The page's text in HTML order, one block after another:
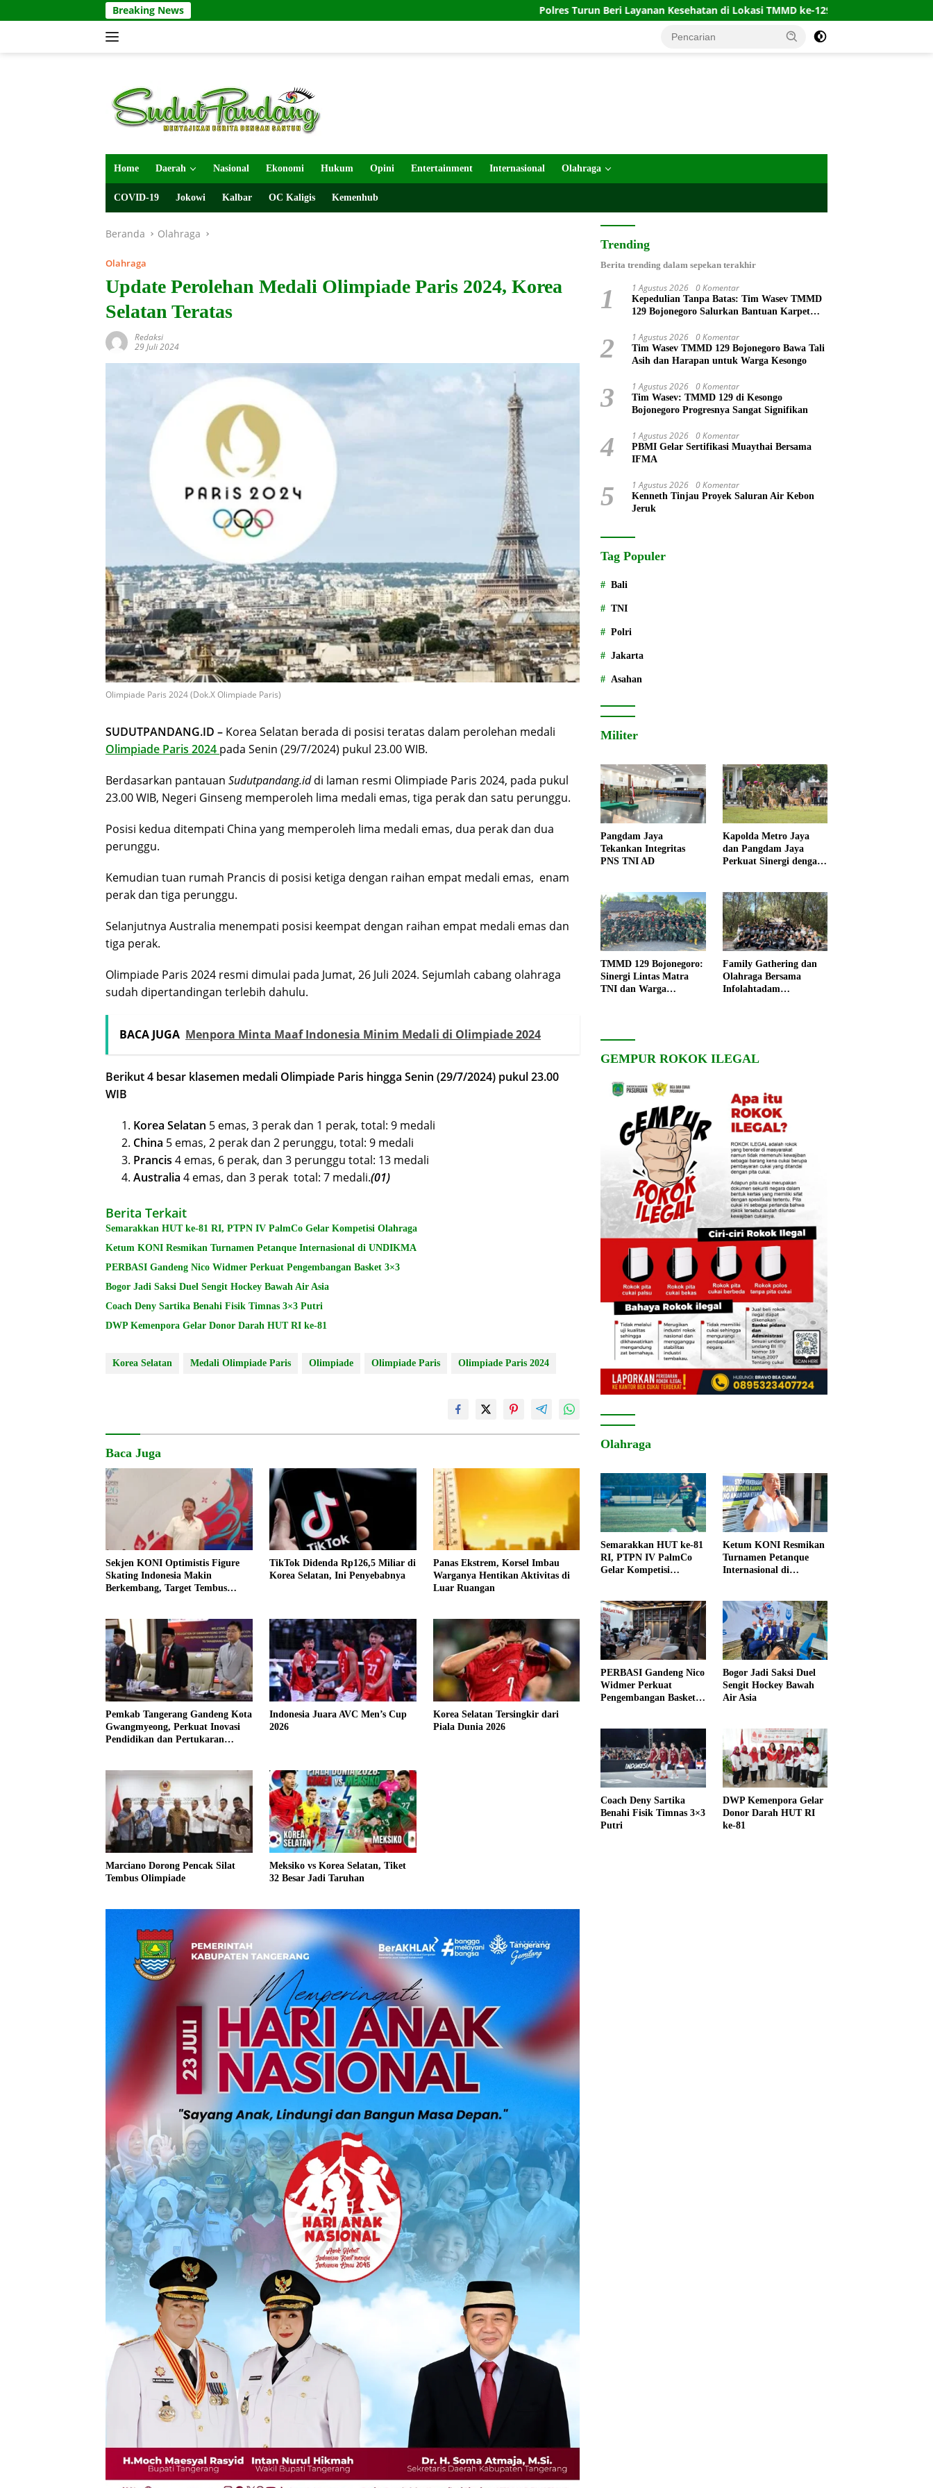
ke
Breaking News Polres Turun Beri Layanan Kesehatan di Lokasi TMMD ke-129 Lumajang, Warga dan Satgas Diperiksa
Home Daerah Nasional Ekonomi Hukum Opini Entertainment Internasional Olahraga
COVID-19 Jokowi Kalbar OC Kaligis Kemenhub
Beranda Olahraga
Olahraga
Update Perolehan Medali Olimpiade Paris 2024, Korea
Selatan Teratas
Redaksi
29 Juli 2024
Olimpiade Paris 2024 (Dok.X Olimpiade Paris)
SUDUTPANDANG.ID – Korea Selatan berada di posisi teratas dalam perolehan medali
Olimpiade Paris 2024 pada Senin (29/7/2024) pukul 23.00 WIB.
Berdasarkan pantauan Sudutpandang.iddi laman resmi Olimpiade Paris 2024, pada pukul
23.00 WIB, Negeri Ginseng memperoleh lima medali emas, tiga perak dan satu perunggu.
Posisi kedua ditempati China yang memperoleh lima medali emas, dua perak dan dua
perunggu.
Kemudian tuan rumah Prancis di posisi ketiga dengan raihan empat medali emas, enam
perak dan tiga perunggu.
Selanjutnya Australia menempati posisi keempat dengan raihan empat medali emas dan
tiga perak.
Olimpiade Paris 2024 resmi dimulai pada Jumat, 26 Juli 2024. Sejumlah cabang olahraga
sudah dipertandingan terlebih dahulu.
BACA JUGA Menpora Minta Maaf Indonesia Minim Medali di Olimpiade 2024
Berikut 4 besar klasemen medali Olimpiade Paris hingga Senin (29/7/2024) pukul 23.00
WIB
Korea Selatan 5 emas, 3 perak dan 1 perak, total: 9 medali
China 5 emas, 2 perak dan 2 perunggu, total: 9 medali
Prancis 4 emas, 6 perak, dan 3 perunggu total: 13 medali
Australia 4 emas, dan 3 perak total: 7 medali.(01)
Berita Terkait
Semarakkan HUT ke-81 RI, PTPN IV PalmCo Gelar Kompetisi Olahraga
Ketum KONI Resmikan Turnamen Petanque Internasional di UNDIKMA
PERBASI Gandeng Nico Widmer Perkuat Pengembangan Basket 3×3
Bogor Jadi Saksi Duel Sengit Hockey Bawah Air Asia
Coach Deny Sartika Benahi Fisik Timnas 3×3 Putri
DWP Kemenpora Gelar Donor Darah HUT RI ke-81
Korea Selatan Medali Olimpiade Paris Olimpiade Olimpiade Paris Olimpiade Paris 2024
Baca Juga
Sekjen KONI Optimistis Figure
Skating Indonesia Makin
Berkembang, Target Tembus
TikTok Didenda Rp126,5 Miliar di
Korea Selatan, Ini Penyebabnya
Panas Ekstrem, Korsel Imbau
Warganya Hentikan Aktivitas di
Luar Ruangan
Pemkab Tangerang Gandeng Kota
Gwangmyeong, Perkuat Inovasi
Pendidikan dan Pertukaran
Indonesia Juara AVC Men’s Cup
2026
Korea Selatan Tersingkir dari
Piala Dunia 2026
Marciano Dorong Pencak Silat
Tembus Olimpiade
Meksiko vs Korea Selatan, Tiket
32 Besar Jadi Taruhan
Trending
Berita trending dalam sepekan terakhir
1 1 Agustus 2026 0 Komentar
Kepedulian Tanpa Batas: Tim Wasev TMMD
129 Bojonegoro Salurkan Bantuan Karpet
2 1 Agustus 2026 0 Komentar
Tim Wasev TMMD 129 Bojonegoro Bawa Tali
Asih dan Harapan untuk Warga Kesongo
3 1 Agustus 2026 0 Komentar
Tim Wasev: TMMD 129 di Kesongo
Bojonegoro Progresnya Sangat Signifikan
4 1 Agustus 2026 0 Komentar
PBMI Gelar Sertifikasi Muaythai Bersama
IFMA
5 1 Agustus 2026 0 Komentar
Kenneth Tinjau Proyek Saluran Air Kebon
Jeruk
Tag Populer
Bali
TNI
Polri
Jakarta
Asahan
Militer
Pangdam Jaya
Tekankan Integritas
PNS TNI AD
Kapolda Metro Jaya
dan Pangdam Jaya
Perkuat Sinergi dengan
TMMD 129 Bojonegoro:
Sinergi Lintas Matra
TNI dan Warga
Family Gathering dan
Olahraga Bersama
Infolahtadam
GEMPUR ROKOK ILEGAL
Olahraga
Semarakkan HUT ke-81
RI, PTPN IV PalmCo
Gelar Kompetisi
Ketum KONI Resmikan
Turnamen Petanque
Internasional di
PERBASI Gandeng Nico
Widmer Perkuat
Pengembangan Basket
Bogor Jadi Saksi Duel
Sengit Hockey Bawah
Air Asia
Coach Deny Sartika
Benahi Fisik Timnas 3×3
Putri
DWP Kemenpora Gelar
Donor Darah HUT RI
ke-81